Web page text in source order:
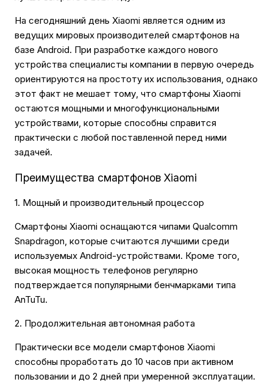
На сегодняшний день Xiaomi является одним из
ведущих мировых производителей смартфонов на
базе Android. При разработке каждого нового
устройства специалисты компании в первую очередь
ориентируются на простоту их использования, однако
этот факт не мешает тому, что смартфоны Xiaomi
остаются мощными и многофункциональными
устройствами, которые способны справится
практически с любой поставленной перед ними
задачей.
Преимущества смартфонов Xiaomi
1. Мощный и производительный процессор
Смартфоны Xiaomi оснащаются чипами Qualcomm
Snapdragon, которые считаются лучшими среди
используемых Android-устройствами. Кроме того,
высокая мощность телефонов регулярно
подтверждается популярными бенчмарками типа
AnTuTu.
2. Продолжительная автономная работа
Практически все модели смартфонов Xiaomi
способны проработать до 10 часов при активном
пользовании и до 2 дней при умеренной эксплуатации.